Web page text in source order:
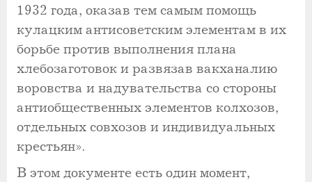
1932 года, оказав тем самым помощь
кулацким антисоветским элементам в их
борьбе против выполнения плана
хлебозаготовок и развязав вакханалию
воровства и надувательства со стороны
антиобщественных элементов колхозов,
отдельных совхозов и индивидуальных
крестьян».
В этом документе есть один момент,